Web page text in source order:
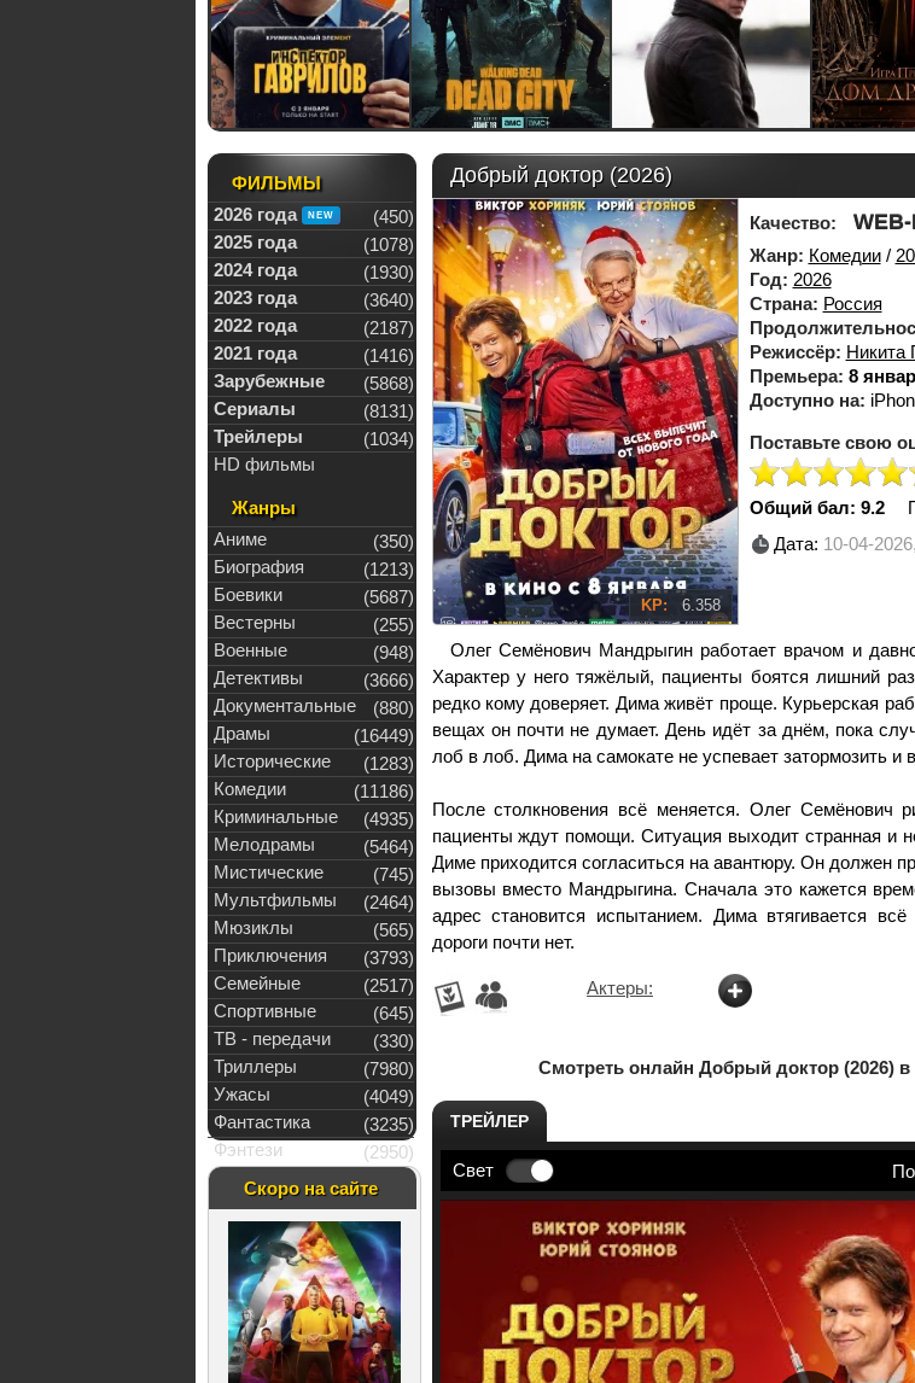
Добрый доктор (2026)
KP: 6.358
Качество:
Жанр: Комедии/
Год: 2026
Страна: Россия
Режиссёр: Никита
Премьера: 8
Доступно на:
Поставьте свою
Общий бал: 9.2
Дата: 10-04-
Олег Семёнович Мандрыгин работает врачом и
Характер у него тяжёлый, пациенты боятся лишний
редко кому доверяет. Дима живёт проще. Курьерская
вещах он почти не думает. День идёт за днём, пока
лоб в лоб. Дима на самокате не успевает затормозить и
После столкновения всё меняется. Олег Семёнович
пациенты ждут помощи. Ситуация выходит странная и
Диме приходится согласиться на авантюру. Он должен
вызовы вместо Мандрыгина. Сначала это кажется
адрес становится испытанием. Дима втягивается
дороги почти нет.
Актеры:
Смотреть онлайн Добрый доктор (2026)
ТРЕЙЛЕР
Свет
ФИЛЬМЫ
2026 года
(450)
2025 года
(1078)
2024 года
(1930)
2023 года
(3640)
2022 года
(2187)
2021 года
(1416)
Зарубежные
(5868)
Сериалы
(8131)
Трейлеры
(1034)
HD фильмы
Жанры
Аниме
(350)
Биография
(1213)
Боевики
(5687)
Вестерны
(255)
Военные
(948)
Детективы
(3666)
Документальные
(880)
Драмы
(16449)
Исторические
(1283)
Комедии
(11186)
Криминальные
(4935)
Мелодрамы
(5464)
Мистические
(745)
Мультфильмы
(2464)
Мюзиклы
(565)
Приключения
(3793)
Семейные
(2517)
Спортивные
(645)
ТВ - передачи
(330)
Триллеры
(7980)
Ужасы
(4049)
Фантастика
(3235)
Фэнтези
(2950)
Скоро на сайте